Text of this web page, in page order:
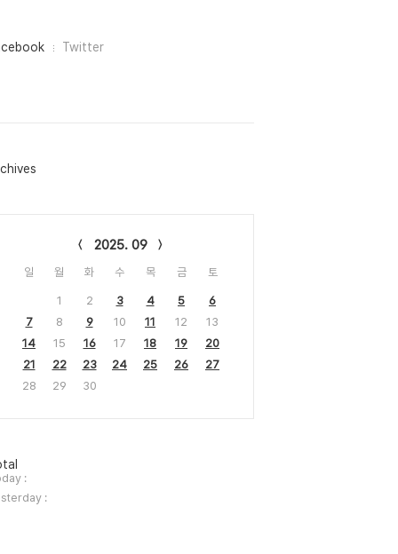
Twitter
2025. 09
일 월 화 수 목 금 토
1 2 3 4 5
6
7
8 9 10 11 12
13
14
15 16 17 18 19
20
21
22 23 24 25 26
27
28
29 30
:
: